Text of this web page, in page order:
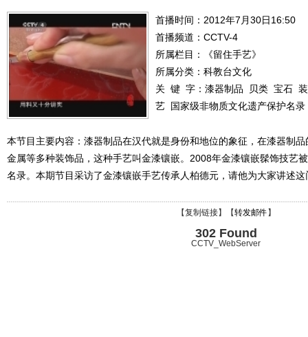
首播时间：2012年7月30日16:50
首播频道： CCTV-4
所属栏目：
《留住手艺》
所属分类：科教台文化
关 键 字： 漆器制品 贝类 宝石
艺 国家级非物质文化遗产保护名录
本节目主要内容：漆器制品在汉代就是身份和地位的象征，在漆器制
金属等多种装饰品，这种手艺叫金漆镶嵌。2008年金漆镶嵌髹饰技艺
名录。本期节目采访了金漆镶嵌手艺传承人柏德元，请他为大家讲述
【复制链接】【转发邮件 】
302 Found
CCTV_WebServer